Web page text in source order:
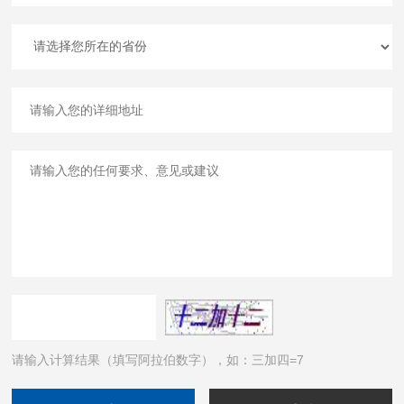
请输入计算结果（填写阿拉伯数字），如：三加四=7